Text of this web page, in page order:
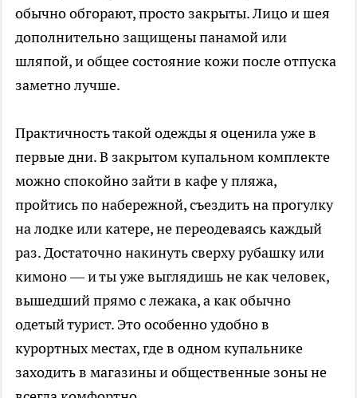
обычно обгорают, просто закрыты. Лицо и шея
дополнительно защищены панамой или
шляпой, и общее состояние кожи после отпуска
заметно лучше.
Практичность такой одежды я оценила уже в
первые дни. В закрытом купальном комплекте
можно спокойно зайти в кафе у пляжа,
пройтись по набережной, съездить на прогулку
на лодке или катере, не переодеваясь каждый
раз. Достаточно накинуть сверху рубашку или
кимоно — и ты уже выглядишь не как человек,
вышедший прямо с лежака, а как обычно
одетый турист. Это особенно удобно в
курортных местах, где в одном купальнике
заходить в магазины и общественные зоны не